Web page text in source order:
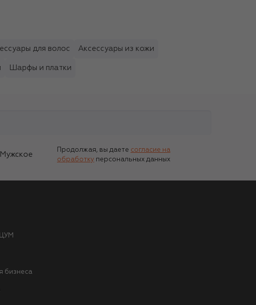
для волос Аксессуары из кожи
Шарфы и платки
Мужское
Продолжая, вы даете согласие на
обработку персональных данных
бизнеса